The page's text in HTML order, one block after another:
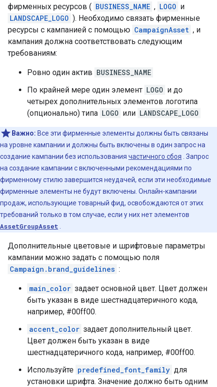
фирменных ресурсов ( BUSINESS_NAME , LOGO и
LANDSCAPE_LOGO ). Необходимо связать фирменные
ресурсы с кампанией с помощью CampaignAsset , и
кампания должна соответствовать следующим
требованиям:
Ровно один актив BUSINESS_NAME
По крайней мере один элемент LOGO и до
четырех дополнительных элементов логотипа
(опционально) типа LOGO или LANDSCAPE_LOGO
Важно: Все эти фирменные элементы должны быть связаны
на уровне кампании и должны быть включены в один запрос на
создание кампании без использования частичного сбоя . Запрос
на создание кампании с включенными рекомендациями по
фирменному стилю завершится неудачей, если эти необходимые
фирменные элементы не будут включены. Онлайн-кампании
продаж, использующие товарный фид, освобождаются от этих
требований только в том случае, если у них нет элементов
AssetGroupAsset
Дополнительные цветовые и шрифтовые параметры
кампании можно задать с помощью поля
Campaign.brand_guidelines :
main_color задает основной цвет. Цвет должен
быть указан в виде шестнадцатеричного кода,
например, #00ff00.
accent_color задает дополнительный цвет.
Цвет должен быть указан в виде
шестнадцатеричного кода, например, #00ff00.
Используйте predefined_font_family для
установки шрифта. Значение должно быть одним